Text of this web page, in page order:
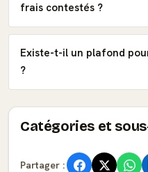
frais contestés ?
Existe-t-il un plafond
?
Catégories et
Partager :